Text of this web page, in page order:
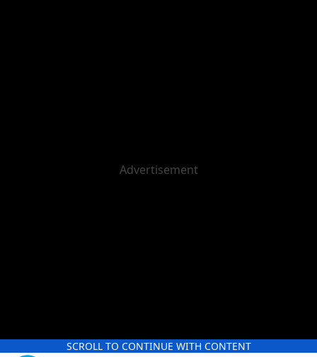
SCROLL TO CONTINUE WITH CONTENT